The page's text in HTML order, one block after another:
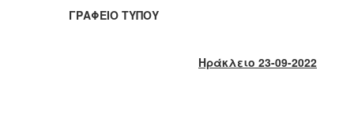
2018
ΓΡΑΦΕΙΟ ΤΥΠΟΥ
Ηράκλειο 23-09-2022